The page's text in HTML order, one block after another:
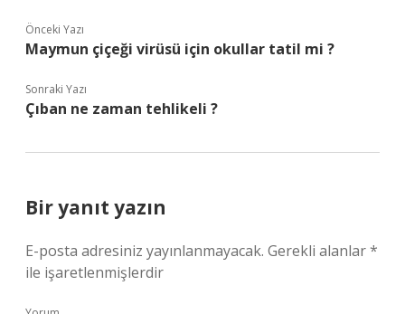
Önceki Yazı
Maymun çiçeği virüsü için okullar tatil mi ?
Sonraki Yazı
Çıban ne zaman tehlikeli ?
Bir yanıt yazın
E-posta adresiniz yayınlanmayacak. Gerekli alanlar*
ile işaretlenmişlerdir